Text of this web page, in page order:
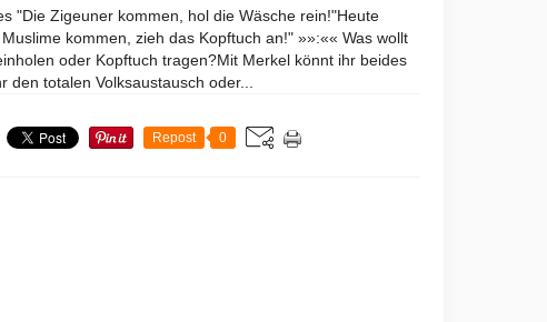
"Die Zigeuner kommen, hol die Wäsche rein!"Heute
kommen, zieh das Kopftuch an!" »»:«« Was wollt
oder Kopftuch tragen?Mit Merkel könnt ihr beides
den totalen Volksaustausch oder...
Repost 0